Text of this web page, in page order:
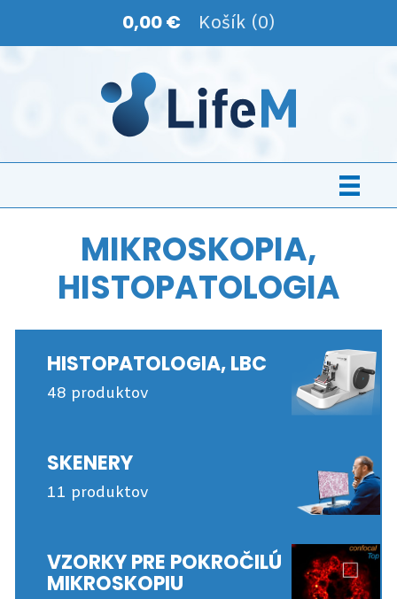
0,00 € Košík (0)
MIKROSKOPIA,
HISTOPATOLOGIA
HISTOPATOLOGIA, LBC
48 produktov
SKENERY
11 produktov
VZORKY PRE POKROČILÚ
MIKROSKOPIU